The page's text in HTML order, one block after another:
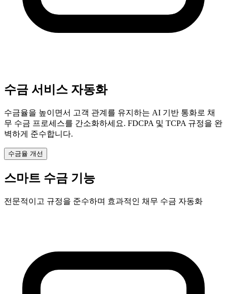
수금 서비스 자동화
수금율을 높이면서 고객 관계를 유지하는 AI 기반 통화로 채
무 수금 프로세스를 간소화하세요. FDCPA 및 TCPA 규정을 완
벽하게 준수합니다.
수금율 개선
스마트 수금 기능
전문적이고 규정을 준수하며 효과적인 채무 수금 자동화